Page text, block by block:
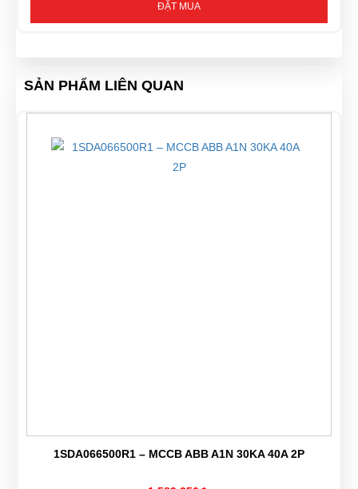
ĐẶT MUA
SẢN PHẨM LIÊN QUAN
1SDA066500R1 – MCCB ABB A1N 30KA 40A 2P